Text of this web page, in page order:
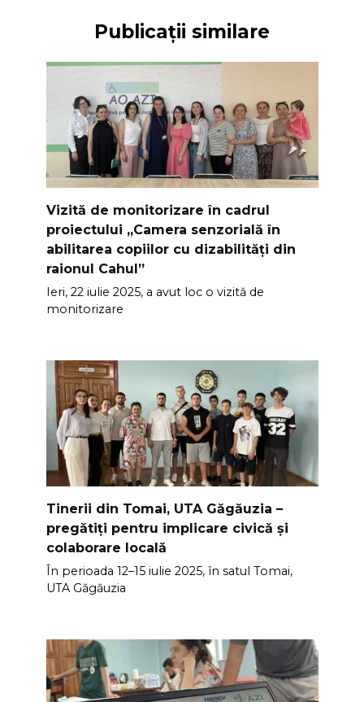
Publicații similare
Vizită de monitorizare în cadrul
proiectului „Camera senzorială în
abilitarea copiilor cu dizabilități din
raionul Cahul”
Ieri, 22 iulie 2025, a avut loc o vizită de
monitorizare
Tinerii din Tomai, UTA Găgăuzia –
pregătiți pentru implicare civică și
colaborare locală
În perioada 12–15 iulie 2025, în satul Tomai,
UTA Găgăuzia